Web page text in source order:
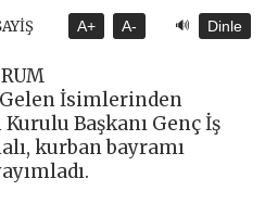
A+ A- 🔊 Dinle
İsimlerinden
Başkanı Genç İş
kurban bayramı